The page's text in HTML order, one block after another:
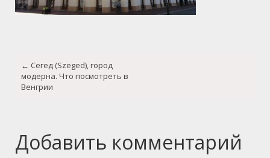
navigation
← Сегед (Szeged), город
модерна. Что посмотреть в
Венгрии
Добавить комментарий